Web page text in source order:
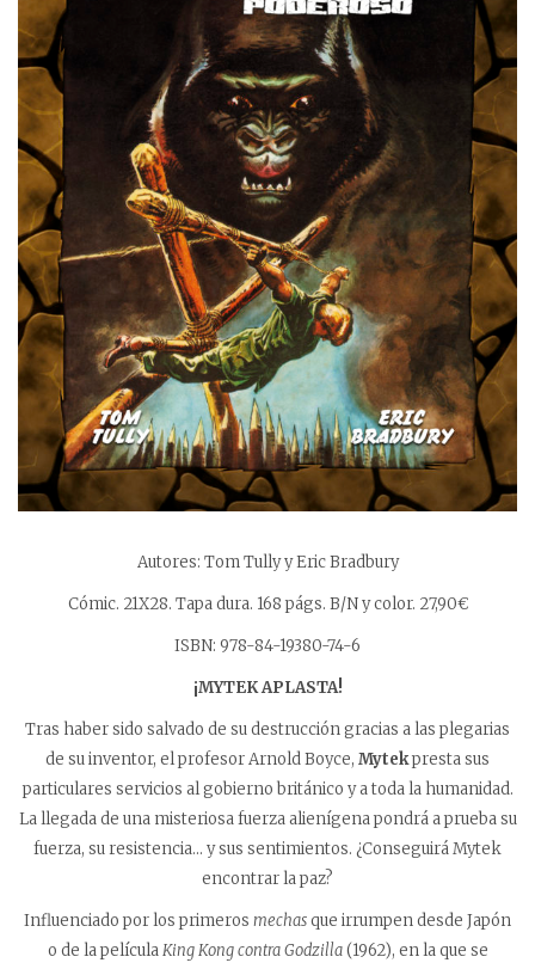
Autores: Tom Tully y Eric Bradbury
Cómic. 21X28. Tapa dura. 168 págs. B/N y color. 27,90€
ISBN: 978-84-19380-74-6
¡MYTEK APLASTA!
Tras haber sido salvado de su destrucción gracias a las plegarias
de su inventor, el profesor Arnold Boyce, Mytekpresta sus
particulares servicios al gobierno británico y a toda la humanidad.
La llegada de una misteriosa fuerza alienígena pondrá a prueba su
fuerza, su resistencia… y sus sentimientos. ¿Conseguirá Mytek
encontrar la paz?
Influenciado por los primeros mechasque irrumpen desde Japón
o de la películaKing Kong contra Godzilla(1962), en la que se